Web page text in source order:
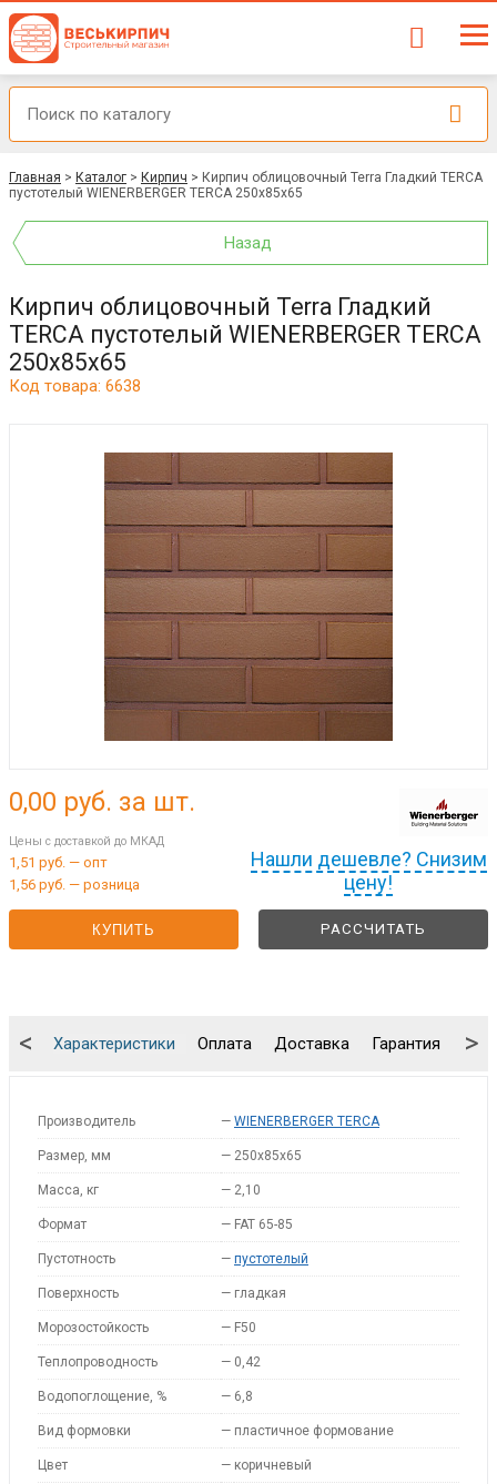
Главная > Каталог > Кирпич > Кирпич облицовочный Terra Гладкий TERCA
пустотелый WIENERBERGER TERCA 250x85x65
Назад
Кирпич облицовочный Terra Гладкий
TERCA пустотелый WIENERBERGER TERCA
250x85x65
Код товара: 6638
Нашли дешевле? Снизим
цену!
0,00 руб. за шт.
Цены с доставкой до МКАД
1,51 руб. — опт
1,56 руб. — розница
КУПИТЬ РАССЧИТАТЬ
Характеристики Оплата Доставка Гарантия
< >
Производитель — WIENERBERGER TERCA
Размер, мм — 250x85x65
Масса, кг — 2,10
Формат — FAT 65-85
Пустотность — пустотелый
Поверхность — гладкая
Морозостойкость — F50
Теплопроводность — 0,42
Водопоглощение, % — 6,8
Вид формовки — пластичное формование
Цвет — коричневый